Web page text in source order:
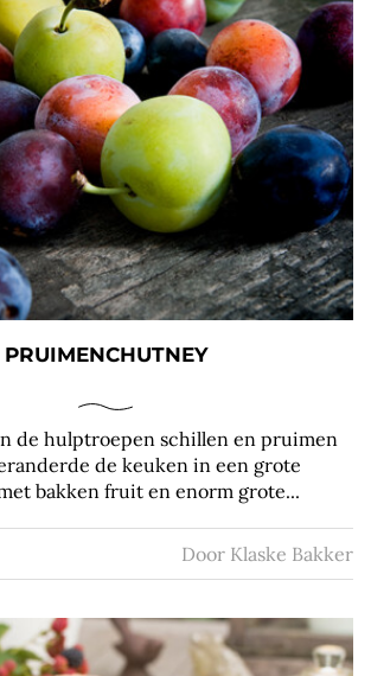
PRUIMENCHUTNEY
de hulptroepen schillen en pruimen
de keuken in een grote
bakken fruit en enorm grote...
Door Klaske Bakker